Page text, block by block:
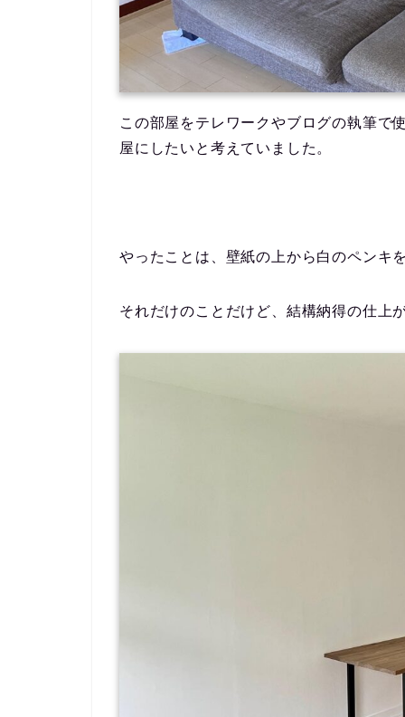
この部屋をテレワークやブログの執筆で
屋にしたいと考えていました。
やったことは、壁紙の上から白のペンキ
それだけのことだけど、結構納得の仕上